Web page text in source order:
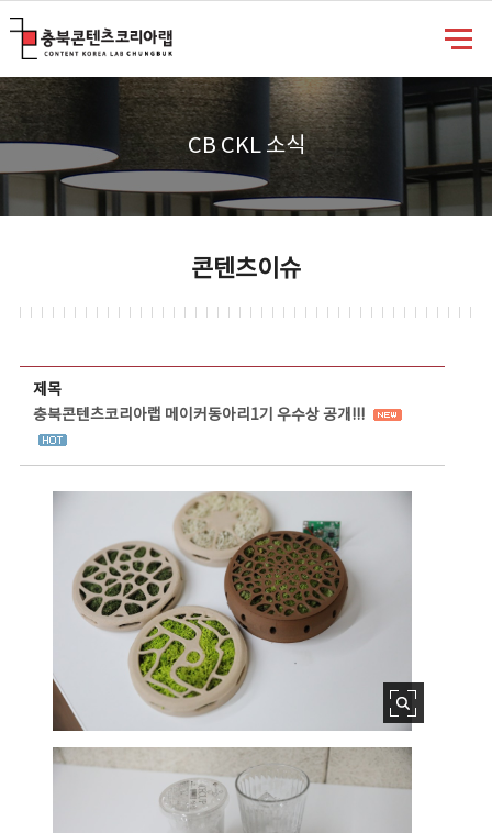
CB CKL 소식
콘텐츠이슈
제목
충북콘텐츠코리아랩 메이커동아리1기 우수상 공개!!!